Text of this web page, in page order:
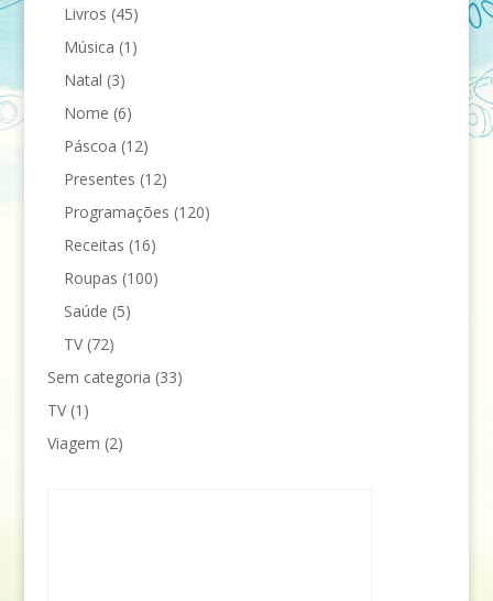
Livros (45)
Música (1)
Natal (3)
Nome (6)
Páscoa (12)
Presentes (12)
Programações (120)
Receitas (16)
Roupas (100)
Saúde (5)
TV(72)
Sem categoria (33)
TV(1)
Viagem (2)